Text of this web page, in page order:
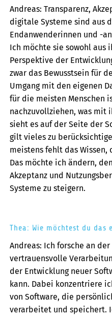
Andreas: Transparenz,
digitale Systeme sind aus
Endanwenderinnen und -
Ich möchte sie sowohl aus
Perspektive der
zwar das Bewusstsein für
Umgang mit den eigenen
für die meisten Menschen
nachzuvollziehen, was mit
sieht es auf der Seite der
gilt vieles zu
meistens fehlt das
Das möchte ich ändern,
Akzeptanz und
Systeme zu steigern.
Thea: Wie möchtest du das
Andreas: Ich forsche an
vertrauensvolle
der Entwicklung neuer
kann. Dabei konzentriere
von Software, die
verarbeitet und speichert.